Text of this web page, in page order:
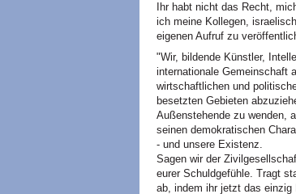
Ihr habt nicht das Recht,
ich meine Kollegen,
eigenen Aufruf zu
"Wir, bildende Künstler,
internationale Gemeinschaft
wirtschaftlichen und
besetzten Gebieten
Außenstehende zu wenden,
seinen demokratischen
- und unsere Existenz.
Sagen wir der
eurer Schuldgefühle. Tragt
ab, indem ihr jetzt das